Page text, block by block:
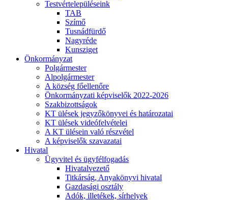
Testvértelepüléseink
TAB
Szímő
Tusnádfürdő
Nagyréde
Kunsziget
Önkormányzat
Polgármester
Alpolgármester
A község főellenőre
Önkormányzati képviselők 2022-2026
Szakbizottságok
KT ülések jegyzőkönyvei és határozatai
KT ülések videófelvételei
A KT ülésein való részvétel
A képviselők szavazatai
Hivatal
Ügyvitel és ügyfélfogadás
Hivatalvezető
Titkárság, Anyakönyvi hivatal
Gazdasági osztály
Adók, illetékek, sírhelyek